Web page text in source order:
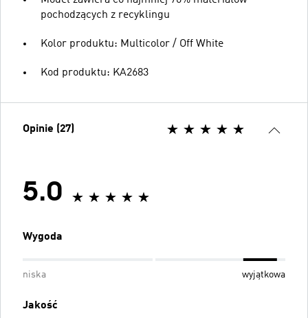
pochodzących z recyklingu
Kolor produktu: Multicolor / Off White
Kod produktu: KA2683
Opinie (27)
5.0
Wygoda
niska wyjątkowa
Jakość